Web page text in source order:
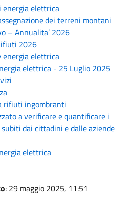
energia elettrica
dei terreni montani
– Annualita’ 2026
2026
energia elettrica
elettrica - 25 Luglio 2025
rifiuti ingombranti
a verificare e quantificare i
dai cittadini e dalle aziende
elettrica
: 29 maggio 2025, 11:51